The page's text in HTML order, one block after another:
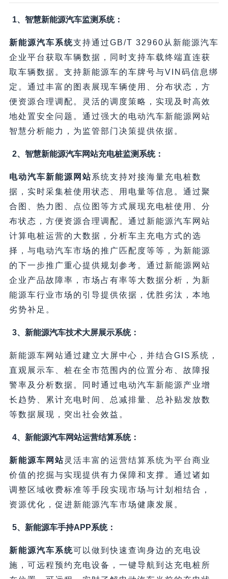
1、智慧新能源汽车监测系统：
新能源汽车系统支持通过GB/T 32960从新能源汽车
企业平台获取车辆数据，同时支持车载终端直连获
取车辆数据。支持新能源车的车牌号与VIN码信息绑
定。通过丰富的图表展现车辆使用、分布状态，方
便资源合理调配。灵活的调度策略，实现及时高效
地处置安全问题。通过强大的电动汽车新能源网站
智慧分析能力，为监管部门决策提供依据。
2、智慧新能源汽车网站充电桩监测系统：
电动汽车新能源网站系统支持对接海量充电桩数
据，实时采集桩使用状态、用电量等信息。通过聚
合图、热力图、点位图等方式展现充电桩使用、分
布状态，方便资源合理调配。通过新能源汽车网站
计算电桩运营的大数据，分析车主充电方式的选
择，与电动汽车市场的推广匹配度等等，为新能源
的下一步推广重心提供规划参考。通过新能源网站
企业产品故障率，市场占有率等大数据分析，为新
能源车行业市场的引导提供依据，优胜劣汰，本地
劣势补足。
3、新能源汽车技术大屏展示系统：
新能源车网站通过建立大屏中心，并结合GIS系统，
直观展示车、桩在全市范围内的位置分布、故障报
警率及分析数据。同时通过电动汽车新能源产业增
长趋势、累计充电时间、总减排量、总补贴发放数
等数据展现，突出社会效益。
4、新能源汽车网站运营结算系统：
新能源车网站灵活丰富的运营结算系统为平台商业
价值的挖掘与实现提供有力保障和支撑。通过诸如
调整区域收费标准等手段实现市场与计划相结合，
资源优化，促进新能源汽车市场健康发展。
5、新能源车手持APP系统：
新能源汽车系统可以做到快速查询身边的充电设
施，可远程预约充电设备，一键导航到达充电桩所